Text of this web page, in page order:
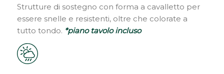
Strutture di sostegno con forma a cavalletto per
essere snelle e resistenti, oltre che colorate a
tutto tondo. *piano tavolo incluso